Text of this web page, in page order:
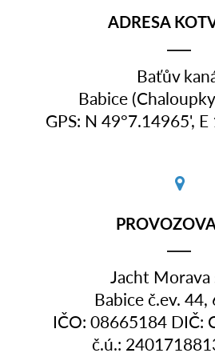
ADRESA
Baťův
Babice
GPS: N 49°7.14965',
Jacht Morava
Babice č.ev. 44,
IČO: 08665184 DIČ:
č.ú.: